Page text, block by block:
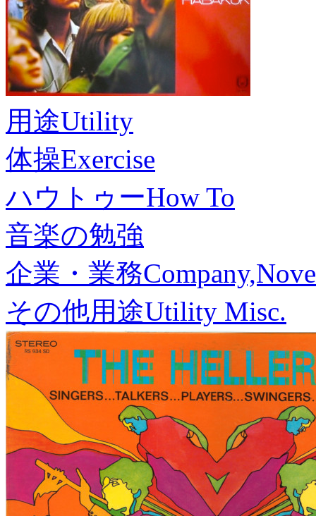
用途Utility
体操Exercise
ハウトゥーHow To
音楽の勉強
企業・業務
その他用途Utility Misc.